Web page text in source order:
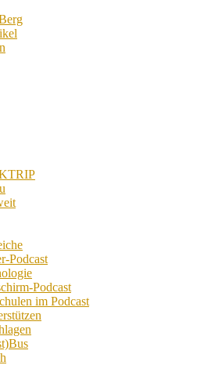
Podcast
Podcast
im Podcast